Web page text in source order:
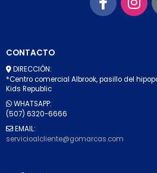
CONTACTO
DIRECCIÓN:
*Centro comercial Albrook, pasillo del
Kids Republic
WHATSAPP:
(507) 6320-6666
EMAIL:
servicioalcliente@gomarcas.com